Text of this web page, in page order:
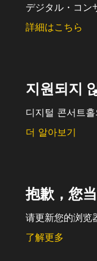
デジタル・コン
詳細はこちら
지원되지
디지털 콘서트
더 알아보기
抱歉，您
请更新您的浏览
了解更多